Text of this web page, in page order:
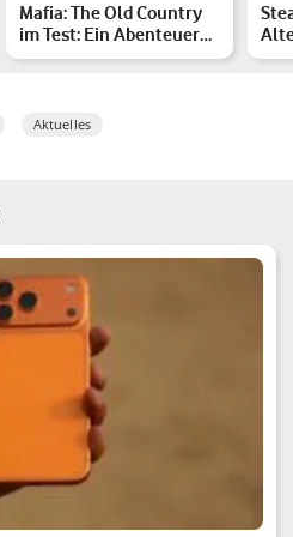
Mafia: The Old Country
im Test: Ein Abenteuer
mit Klasse
Aktuelles